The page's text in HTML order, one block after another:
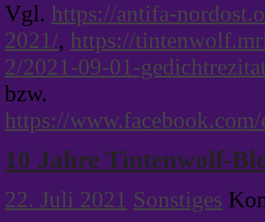
Vgl. https://antifa-
2021/, https://
2/2021-09-01-
bzw.
https://
10 Jahre Tintenwolf-
22. Juli 2021 Sonstiges